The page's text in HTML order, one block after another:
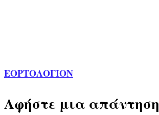
ΕΟΡΤΟΛΟΓΙΟΝ
Αφήστε μια απάντηση